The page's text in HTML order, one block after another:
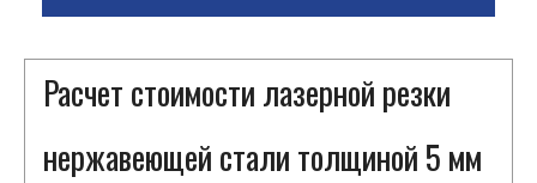
Расчет стоимости лазерной резки
нержавеющей стали толщиной 5 мм